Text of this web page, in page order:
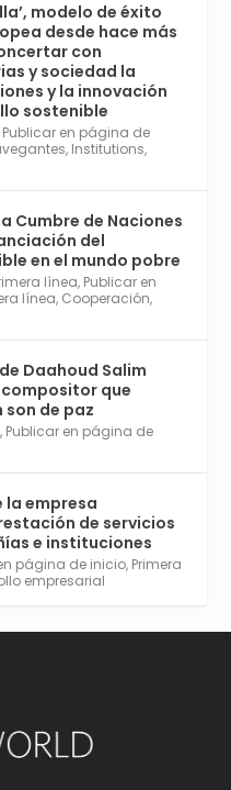
·
empresa sevillana
España en el uso de
digitalizar e
y la
de
:
·
en Sevilla capital o
en Internet de las
y Smart Cities
Dota de gran
enlace a inscripción:
modelo de éxito
desde hace más
con
y sociedad la
y la innovación
sostenible
Publicar en página de
, Institutions,
Cumbre de Naciones
del
en el mundo pobre
línea, Publicar en
línea, Cooperación,
Daahoud Salim
que
son de paz
, Publicar en página de
la empresa
de servicios
e instituciones
página de inicio, Primera
empresarial